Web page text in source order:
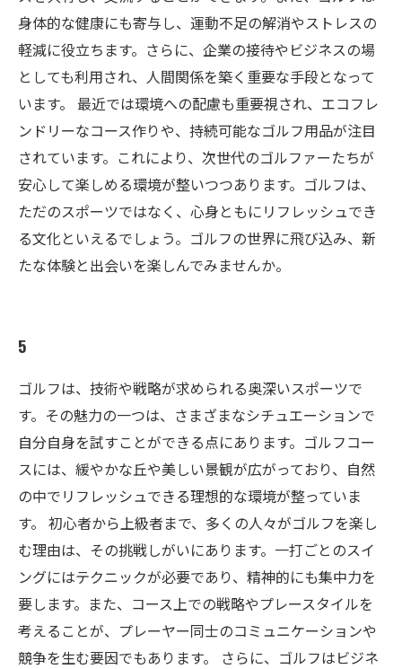
身体的な健康にも寄与し、運動不足の解消やストレスの
軽減に役立ちます。さらに、企業の接待やビジネスの場
としても利用され、人間関係を築く重要な手段となって
います。 最近では環境への配慮も重要視され、エコフレ
ンドリーなコース作りや、持続可能なゴルフ用品が注目
されています。これにより、次世代のゴルファーたちが
安心して楽しめる環境が整いつつあります。ゴルフは、
ただのスポーツではなく、心身ともにリフレッシュでき
る文化といえるでしょう。ゴルフの世界に飛び込み、新
たな体験と出会いを楽しんでみませんか。
5
ゴルフは、技術や戦略が求められる奥深いスポーツで
す。その魅力の一つは、さまざまなシチュエーションで
自分自身を試すことができる点にあります。ゴルフコー
スには、緩やかな丘や美しい景観が広がっており、自然
の中でリフレッシュできる理想的な環境が整っていま
す。 初心者から上級者まで、多くの人々がゴルフを楽し
む理由は、その挑戦しがいにあります。一打ごとのスイ
ングにはテクニックが必要であり、精神的にも集中力を
要します。また、コース上での戦略やプレースタイルを
考えることが、プレーヤー同士のコミュニケーションや
競争を生む要因でもあります。 さらに、ゴルフはビジネ